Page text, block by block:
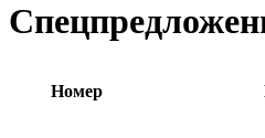
Номер